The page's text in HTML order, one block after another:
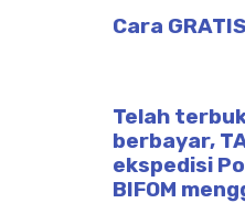
Cara
Telah
berbayar,
ekspedisi
BIFOM